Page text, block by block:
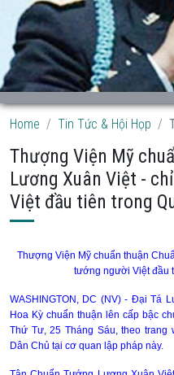
Home Tin Tức & Hội Họp
Thượng Viện Mỹ
Lương Xuân Việt -
Việt đầu tiên trong
Thượng Viện Mỹ chuẩn thuận
tướng người Việt đầu
WASHINGTON, DC (NV) - Ðại Tá
Hoa Kỳ chuẩn thuận lên cấp bậc
Thứ Tư, 25 Tháng Sáu, theo trang
Dân Chủ tại cơ quan lập pháp này.